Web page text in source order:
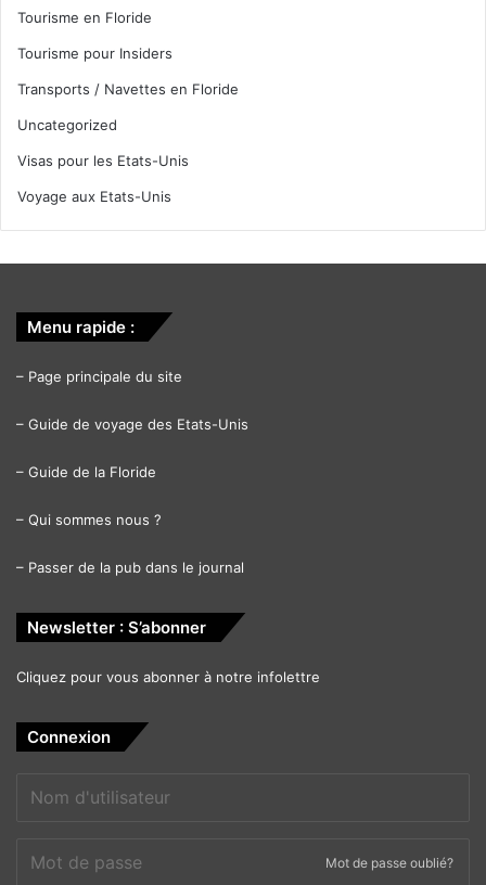
Tourisme en Floride
Tourisme pour Insiders
Transports / Navettes en Floride
Uncategorized
Visas pour les Etats-Unis
Voyage aux Etats-Unis
Menu rapide :
– Page principale du site
– Guide de voyage des Etats-Unis
– Guide de la Floride
– Qui sommes nous ?
– Passer de la pub dans le journal
Newsletter : S’abonner
Cliquez pour vous abonner à notre infolettre
Connexion
Mot de passe oublié?